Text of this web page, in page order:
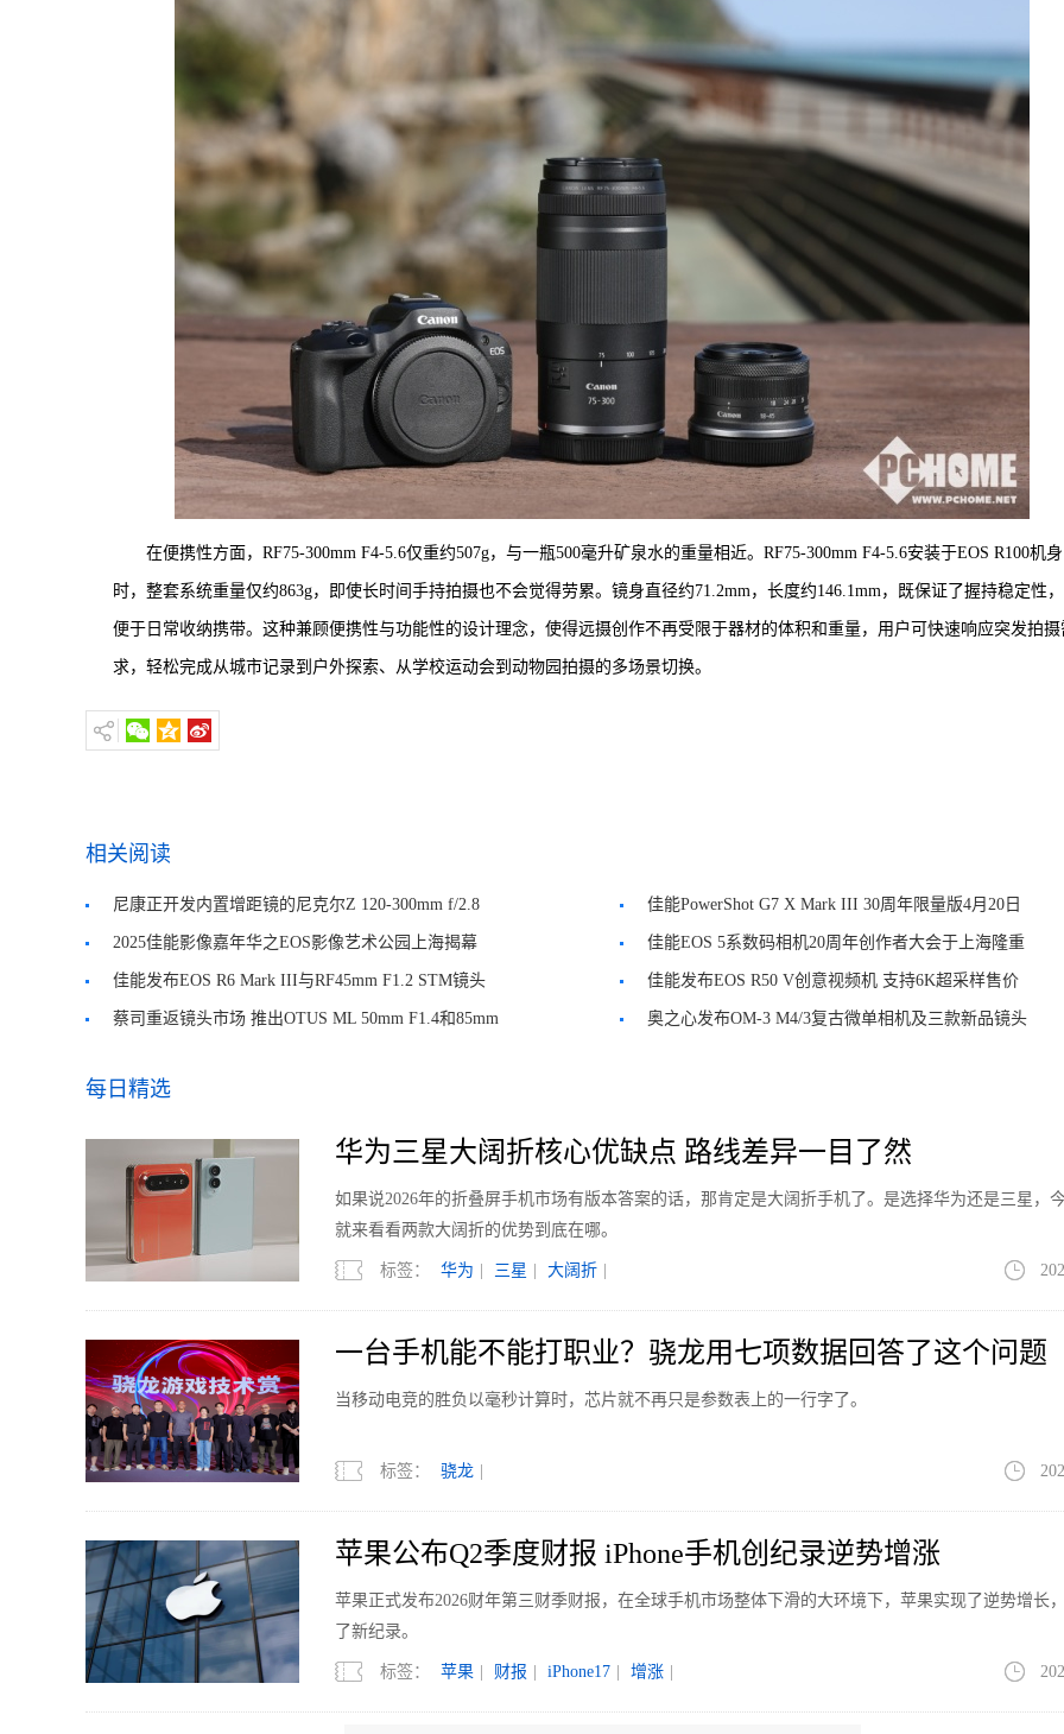
在便携性方面，RF75-300mm F4-5.6仅重约507g，与一瓶500毫升矿泉水的重量相近。RF75-300mm F4-5.6安装于EOS R100机身
时，整套系统重量仅约863g，即使长时间手持拍摄也不会觉得劳累。镜身直径约71.2mm，长度约146.1mm，既保证了握持稳定性
便于日常收纳携带。这种兼顾便携性与功能性的设计理念，使得远摄创作不再受限于器材的体积和重量，用户可快速响应突发拍摄
求，轻松完成从城市记录到户外探索、从学校运动会到动物园拍摄的多场景切换。
相关阅读
尼康正开发内置增距镜的尼克尔Z 120-300mm f/2.8
TC VR S镜头
佳能PowerShot G7 X Mark III 30周年限量版4月20日
发售
2025佳能影像嘉年华之EOS影像艺术公园上海揭幕 佳能EOS 5系数码相机20周年创作者大会于上海隆重
举行
佳能发布EOS R6 Mark III与RF45mm F1.2 STM镜头 佳能发布EOS R50 V创意视频机 支持6K超采样售价
4799元起
蔡司重返镜头市场 推出OTUS ML 50mm F1.4和85mm 奥之心发布OM-3 M4/3复古微单相机及三款新品镜头
每日精选
华为三星大阔折核心优缺点 路线差异一目了然
如果说2026年的折叠屏手机市场有版本答案的话，那肯定是大阔折手机了。是选择华为还是三星，
就来看看两款大阔折的优势到底在哪。
标签： 华为 三星 大阔折
一台手机能不能打职业？骁龙用七项数据回答了这个问题
当移动电竞的胜负以毫秒计算时，芯片就不再只是参数表上的一行字了。
标签： 骁龙
苹果公布Q2季度财报 iPhone手机创纪录逆势增涨
苹果正式发布2026财年第三财季财报，在全球手机市场整体下滑的大环境下，苹果实现了逆势增长
了新纪录。
标签： 苹果 财报 iPhone17 增涨